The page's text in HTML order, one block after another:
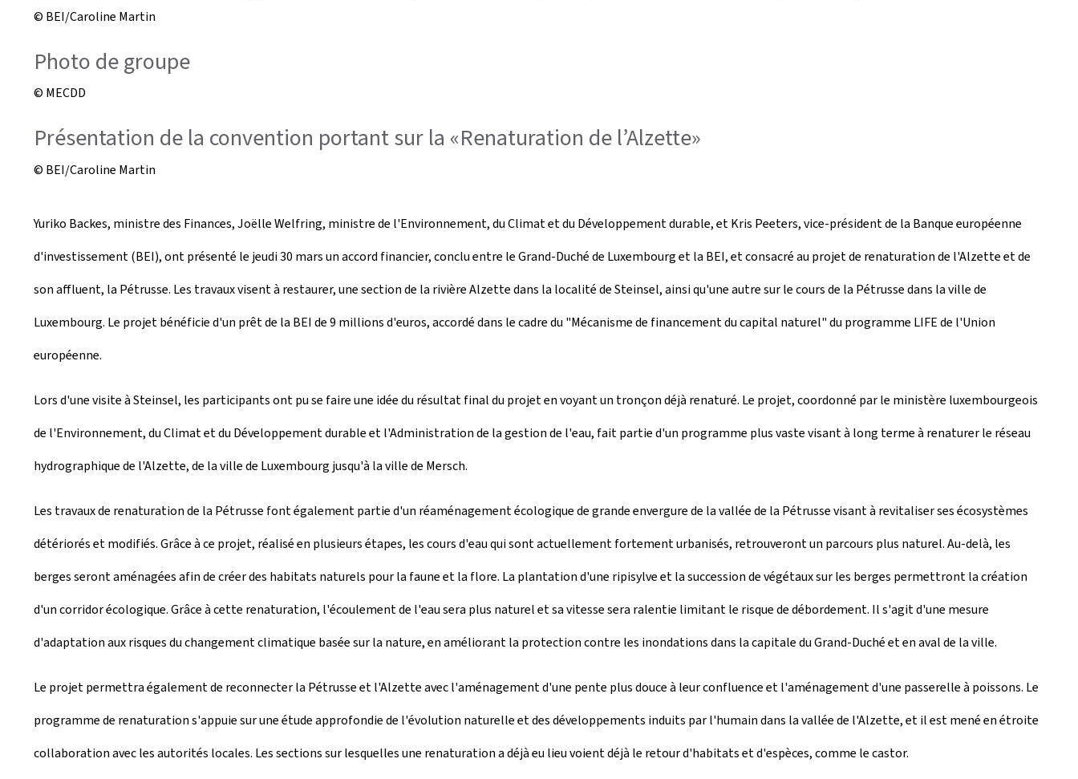
© BEI/Caroline Martin
Photo de groupe
© MECDD
Présentation de la convention portant sur la «Renaturation de l’Alzette»
© BEI/Caroline Martin
Yuriko Backes, ministre des Finances, Joëlle Welfring, ministre de l'Environnement, du Climat et du Développement durable, et Kris Peeters, vice-président de la Banque européenne
d'investissement (BEI), ont présenté le jeudi 30 mars un accord financier, conclu entre le Grand-Duché de Luxembourg et la BEI, et consacré au projet de renaturation de l'Alzette et de
son affluent, la Pétrusse. Les travaux visent à restaurer, une section de la rivière Alzette dans la localité de Steinsel, ainsi qu'une autre sur le cours de la Pétrusse dans la ville de
Luxembourg. Le projet bénéficie d'un prêt de la BEI de 9 millions d'euros, accordé dans le cadre du "Mécanisme de financement du capital naturel" du programme LIFE de l'Union
européenne.
Lors d'une visite à Steinsel, les participants ont pu se faire une idée du résultat final du projet en voyant un tronçon déjà renaturé. Le projet, coordonné par le ministère luxembourgeois
de l'Environnement, du Climat et du Développement durable et l'Administration de la gestion de l'eau, fait partie d'un programme plus vaste visant à long terme à renaturer le réseau
hydrographique de l'Alzette, de la ville de Luxembourg jusqu'à la ville de Mersch.
Les travaux de renaturation de la Pétrusse font également partie d'un réaménagement écologique de grande envergure de la vallée de la Pétrusse visant à revitaliser ses écosystèmes
détériorés et modifiés. Grâce à ce projet, réalisé en plusieurs étapes, les cours d'eau qui sont actuellement fortement urbanisés, retrouveront un parcours plus naturel. Au-delà, les
berges seront aménagées afin de créer des habitats naturels pour la faune et la flore. La plantation d'une ripisylve et la succession de végétaux sur les berges permettront la création
d'un corridor écologique. Grâce à cette renaturation, l'écoulement de l'eau sera plus naturel et sa vitesse sera ralentie limitant le risque de débordement. Il s'agit d'une mesure
d'adaptation aux risques du changement climatique basée sur la nature, en améliorant la protection contre les inondations dans la capitale du Grand-Duché et en aval de la ville.
Le projet permettra également de reconnecter la Pétrusse et l'Alzette avec l'aménagement d'une pente plus douce à leur confluence et l'aménagement d'une passerelle à poissons. Le
programme de renaturation s'appuie sur une étude approfondie de l'évolution naturelle et des développements induits par l'humain dans la vallée de l'Alzette, et il est mené en étroite
collaboration avec les autorités locales. Les sections sur lesquelles une renaturation a déjà eu lieu voient déjà le retour d'habitats et d'espèces, comme le castor.